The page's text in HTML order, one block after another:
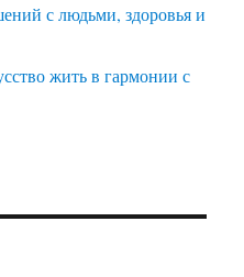
с людьми, здоровья и
жить в гармонии с